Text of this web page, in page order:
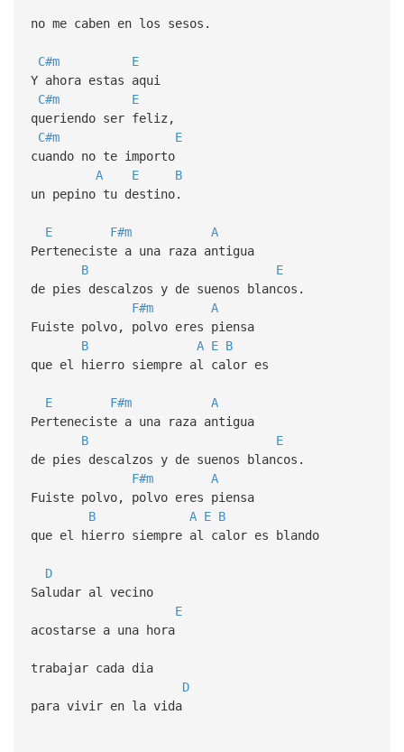
no me caben en los sesos.
C#m
E
Y ahora estas aqui
C#m
E
queriendo ser feliz,
C#m
E
cuando no te importo
A
E
B
un pepino tu destino.
E F#m
A
Perteneciste a una raza antigua
B
E
de pies descalzos y de suenos blancos.
F#m
A
Fuiste polvo, polvo eres piensa
B
A E B
que el hierro siempre al calor es
E F#m
A
Perteneciste a una raza antigua
B
E
de pies descalzos y de suenos blancos.
F#m
A
Fuiste polvo, polvo eres piensa
B
A E B
que el hierro siempre al calor es blando
D
Saludar al vecino
E
acostarse a una hora
trabajar cada dia
D
para vivir en la vida